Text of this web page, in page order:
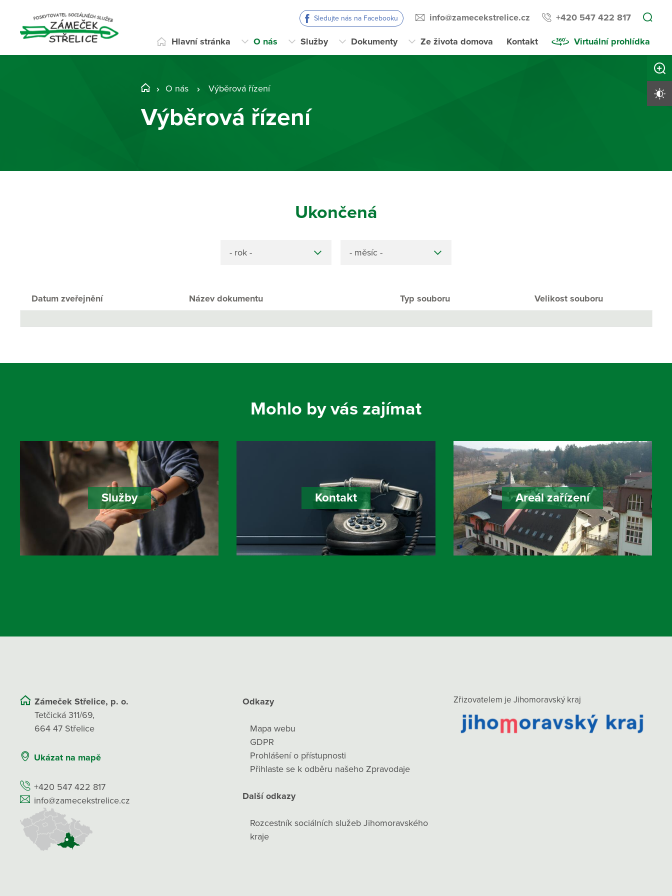
Sledujte nás na Facebooku info@zamecekstrelice.cz +420 547 422 817
Hlavní stránka O nás Služby Dokumenty Ze života domova Kontakt Virtuální prohlídka
O nás Výběrová řízení
Výběrová řízení
Ukončená
- rok - - měsíc -
Datum zveřejnění Název dokumentu Typ souboru Velikost souboru
Mohlo by vás zajímat
Služby Kontakt Areál zařízení
Zámeček Střelice, p. o.
Tetčická 311/69,
664 47 Střelice
Ukázat na mapě
+420 547 422 817
info@zamecekstrelice.cz
Odkazy
Mapa webu
GDPR
Prohlášení o přístupnosti
Přihlaste se k odběru našeho Zpravodaje
Další odkazy
Rozcestník sociálních služeb Jihomoravského
kraje
Zřizovatelem je Jihomoravský kraj